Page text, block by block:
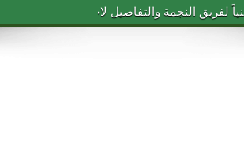
لفريق النجمة والتفاصيل لاحقاً